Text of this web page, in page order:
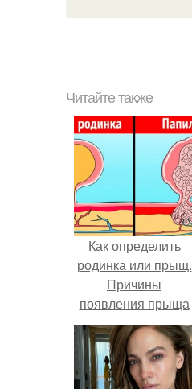
Читайте также
Как определить
родинка или прыщ.
Причины
появления прыща
на родинке